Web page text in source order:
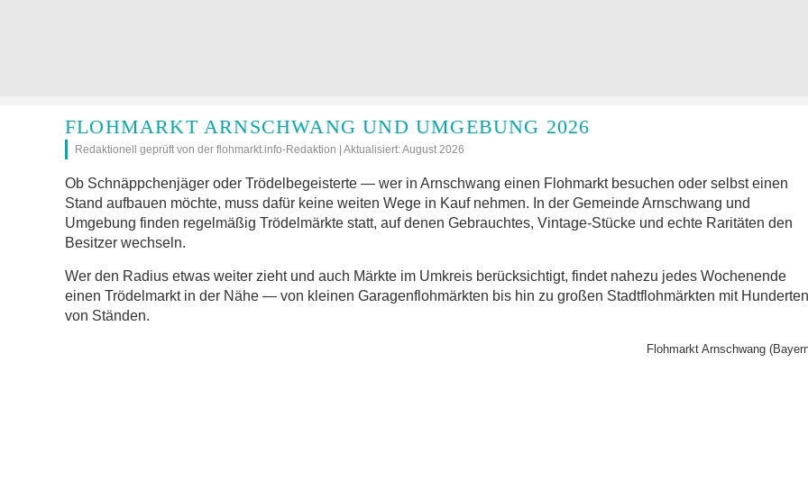
FLOHMARKT ARNSCHWANG UND UMGEBUNG 2026
Redaktionell geprüft von der flohmarkt.info-Redaktion | Aktualisiert: August 2026
Ob Schnäppchenjäger oder Trödelbegeisterte — wer in Arnschwang einen Flohmarkt besuchen oder selbst einen
Stand aufbauen möchte, muss dafür keine weiten Wege in Kauf nehmen. In der Gemeinde Arnschwang und
Umgebung finden regelmäßig Trödelmärkte statt, auf denen Gebrauchtes, Vintage-Stücke und echte Raritäten den
Besitzer wechseln.
Wer den Radius etwas weiter zieht und auch Märkte im Umkreis berücksichtigt, findet nahezu jedes Wochenende
einen Trödelmarkt in der Nähe — von kleinen Garagenflohmärkten bis hin zu großen Stadtflohmärkten mit Hunderten
von Ständen.
Flohmarkt Arnschwang